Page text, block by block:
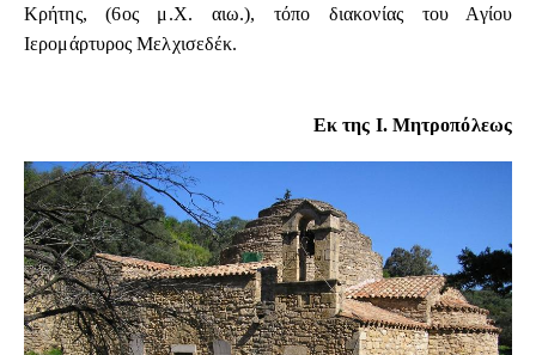
Κρήτης, (6ος μ.Χ. αιω.), τόπο διακονίας του Αγίου
Ιερομάρτυρος Μελχισεδέκ.
Εκ της Ι. Μητροπόλεως